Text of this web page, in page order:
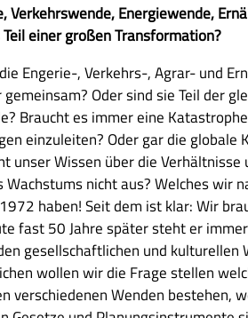
Verkehrswende, Energiewende,
einer großen Transformation?
Engerie-, Verkehrs-, Agrar- und
Oder sind sie Teil der
Braucht es immer eine
einzuleiten? Oder gar die globale
unser Wissen über die Verhältnisse
Wachstums nicht aus? Welches wir
haben! Seit dem ist klar: Wir
fast 50 Jahre später steht er
gesellschaftlichen und kulturellen
wollen wir die Frage stellen
verschiedenen Wenden bestehen,